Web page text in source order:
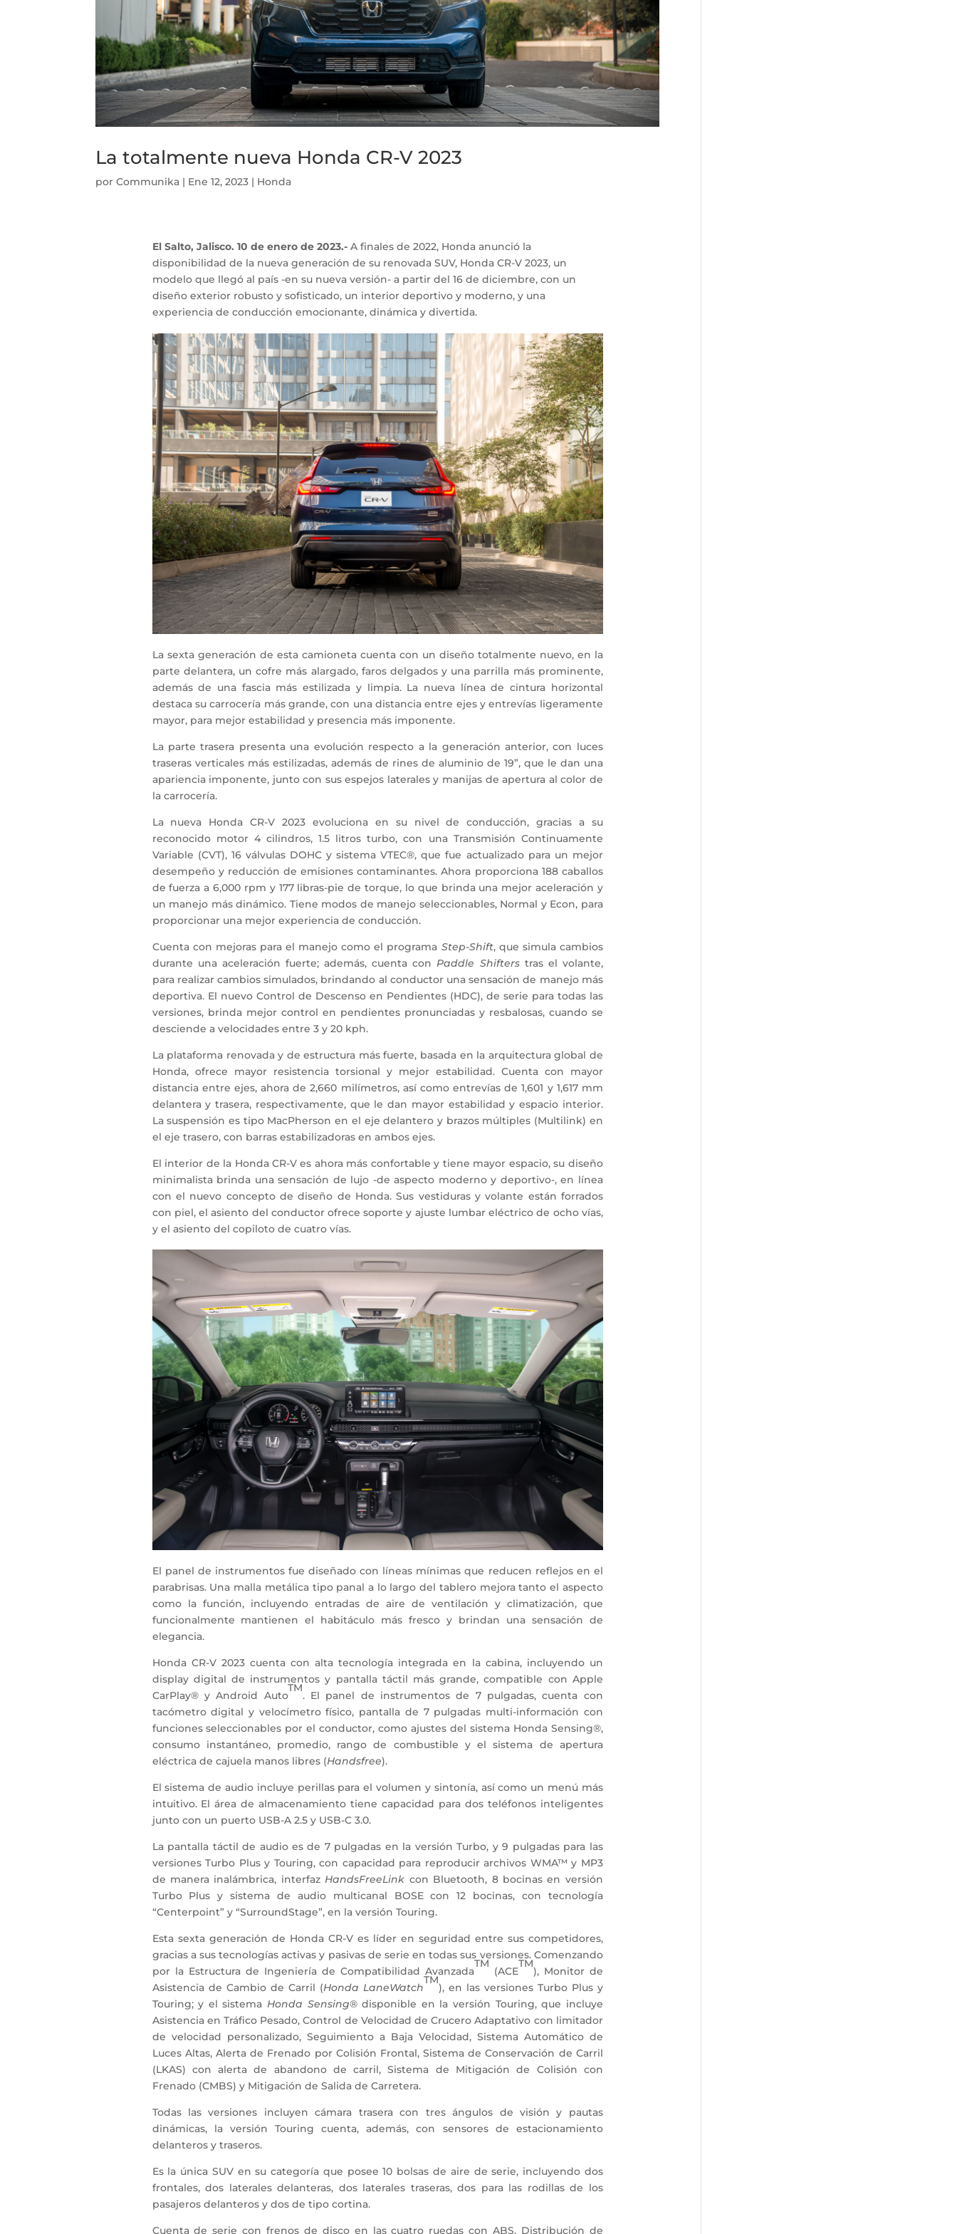
La totalmente nueva Honda CR-V 2023
porCommunika | Ene 12, 2023 | Honda
El Salto, Jalisco. 10 de enero de 2023.- A finales de 2022, Honda anunció la
disponibilidad de la nueva generación de su renovada SUV, Honda CR-V 2023, un
modelo que llegó al país -en su nueva versión- a partir del 16 de diciembre, con un
diseño exterior robusto y sofisticado, un interior deportivo y moderno, y una
experiencia de conducción emocionante, dinámica y divertida.
La sexta generación de esta camioneta cuenta con un diseño totalmente nuevo, en la
parte delantera, un cofre más alargado, faros delgados y una parrilla más prominente,
además de una fascia más estilizada y limpia. La nueva línea de cintura horizontal
destaca su carrocería más grande, con una distancia entre ejes y entrevías ligeramente
mayor, para mejor estabilidad y presencia más imponente.
La parte trasera presenta una evolución respecto a la generación anterior, con luces
traseras verticales más estilizadas, además de rines de aluminio de 19”, que le dan una
apariencia imponente, junto con sus espejos laterales y manijas de apertura al color de
la carrocería.
La nueva Honda CR-V 2023 evoluciona en su nivel de conducción, gracias a su
reconocido motor 4 cilindros, 1.5 litros turbo, con una Transmisión Continuamente
Variable (CVT), 16 válvulas DOHC y sistema VTEC®, que fue actualizado para un mejor
desempeño y reducción de emisiones contaminantes. Ahora proporciona 188 caballos
de fuerza a 6,000 rpm y 177 libras-pie de torque, lo que brinda una mejor aceleración y
un manejo más dinámico. Tiene modos de manejo seleccionables, Normal y Econ, para
proporcionar una mejor experiencia de conducción.
Cuenta con mejoras para el manejo como el programa Step-Shift, que simula cambios
durante una aceleración fuerte; además, cuenta con Paddle Shifterstras el volante,
para realizar cambios simulados, brindando al conductor una sensación de manejo más
deportiva. El nuevo Control de Descenso en Pendientes (HDC), de serie para todas las
versiones, brinda mejor control en pendientes pronunciadas y resbalosas, cuando se
desciende a velocidades entre 3 y 20 kph.
La plataforma renovada y de estructura más fuerte, basada en la arquitectura global de
Honda, ofrece mayor resistencia torsional y mejor estabilidad. Cuenta con mayor
distancia entre ejes, ahora de 2,660 milímetros, así como entrevías de 1,601 y 1,617 mm
delantera y trasera, respectivamente, que le dan mayor estabilidad y espacio interior.
La suspensión es tipo MacPherson en el eje delantero y brazos múltiples (Multilink) en
el eje trasero, con barras estabilizadoras en ambos ejes.
El interior de la Honda CR-V es ahora más confortable y tiene mayor espacio, su diseño
minimalista brinda una sensación de lujo -de aspecto moderno y deportivo-, en línea
con el nuevo concepto de diseño de Honda. Sus vestiduras y volante están forrados
con piel, el asiento del conductor ofrece soporte y ajuste lumbar eléctrico de ocho vías,
y el asiento del copiloto de cuatro vías.
El panel de instrumentos fue diseñado con líneas mínimas que reducen reflejos en el
parabrisas. Una malla metálica tipo panal a lo largo del tablero mejora tanto el aspecto
como la función, incluyendo entradas de aire de ventilación y climatización, que
funcionalmente mantienen el habitáculo más fresco y brindan una sensación de
elegancia.
Honda CR-V 2023 cuenta con alta tecnología integrada en la cabina, incluyendo un
display digital de instrumentos y pantalla táctil más grande, compatible con Apple
CarPlay® y Android Auto
TM
. El panel de instrumentos de 7 pulgadas, cuenta con
tacómetro digital y velocímetro físico, pantalla de 7 pulgadas multi-información con
funciones seleccionables por el conductor, como ajustes del sistema Honda Sensing®,
consumo instantáneo, promedio, rango de combustible y el sistema de apertura
eléctrica de cajuela manos libres (Handsfree).
El sistema de audio incluye perillas para el volumen y sintonía, así como un menú más
intuitivo. El área de almacenamiento tiene capacidad para dos teléfonos inteligentes
junto con un puerto USB-A 2.5 y USB-C 3.0.
La pantalla táctil de audio es de 7 pulgadas en la versión Turbo, y 9 pulgadas para las
versiones Turbo Plus y Touring, con capacidad para reproducir archivos WMA™ y MP3
de manera inalámbrica, interfazHandsFreeLink con Bluetooth, 8 bocinas en versión
Turbo Plus y sistema de audio multicanal BOSE con 12 bocinas, con tecnología
“Centerpoint” y “SurroundStage”, en la versión Touring.
Esta sexta generación de Honda CR-V es líder en seguridad entre sus competidores,
gracias a sus tecnologías activas y pasivas de serie en todas sus versiones. Comenzando
por la Estructura de Ingeniería de Compatibilidad Avanzada
TM
(ACE
TM
), Monitor de
Asistencia de Cambio de Carril (Honda LaneWatch
TM
), en las versiones Turbo Plus y
Touring; y el sistema Honda Sensing® disponible en la versión Touring, que incluye
Asistencia en Tráfico Pesado, Control de Velocidad de Crucero Adaptativo con limitador
de velocidad personalizado, Seguimiento a Baja Velocidad, Sistema Automático de
Luces Altas, Alerta de Frenado por Colisión Frontal, Sistema de Conservación de Carril
(LKAS) con alerta de abandono de carril, Sistema de Mitigación de Colisión con
Frenado (CMBS) y Mitigación de Salida de Carretera.
Todas las versiones incluyen cámara trasera con tres ángulos de visión y pautas
dinámicas, la versión Touring cuenta, además, con sensores de estacionamiento
delanteros y traseros.
Es la única SUV en su categoría que posee 10 bolsas de aire de serie, incluyendo dos
frontales, dos laterales delanteras, dos laterales traseras, dos para las rodillas de los
pasajeros delanteros y dos de tipo cortina.
Cuenta de serie con frenos de disco en las cuatro ruedas con ABS, Distribución de